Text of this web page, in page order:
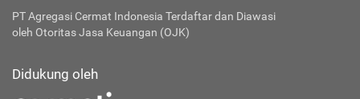
PT Agregasi Cermat Indonesia Terdaftar dan Diawasi
oleh Otoritas Jasa Keuangan (OJK)
Didukung oleh